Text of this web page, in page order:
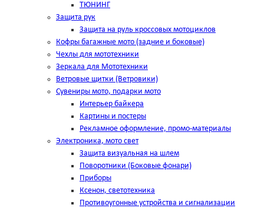
ТЮНИНГ
Защита рук
Защита на руль кроссовых мотоциклов
Кофры багажные мото (задние и боковые)
Чехлы для мототехники
Зеркала для Мототехники
Ветровые щитки (Ветровики)
Сувениры мото, подарки мото
Интерьер байкера
Картины и постеры
Рекламное оформление, промо-материалы
Электроника, мото свет
Защита визуальная на шлем
Поворотники (Боковые фонари)
Приборы
Ксенон, светотехника
Противоугонные устройства и сигнализации